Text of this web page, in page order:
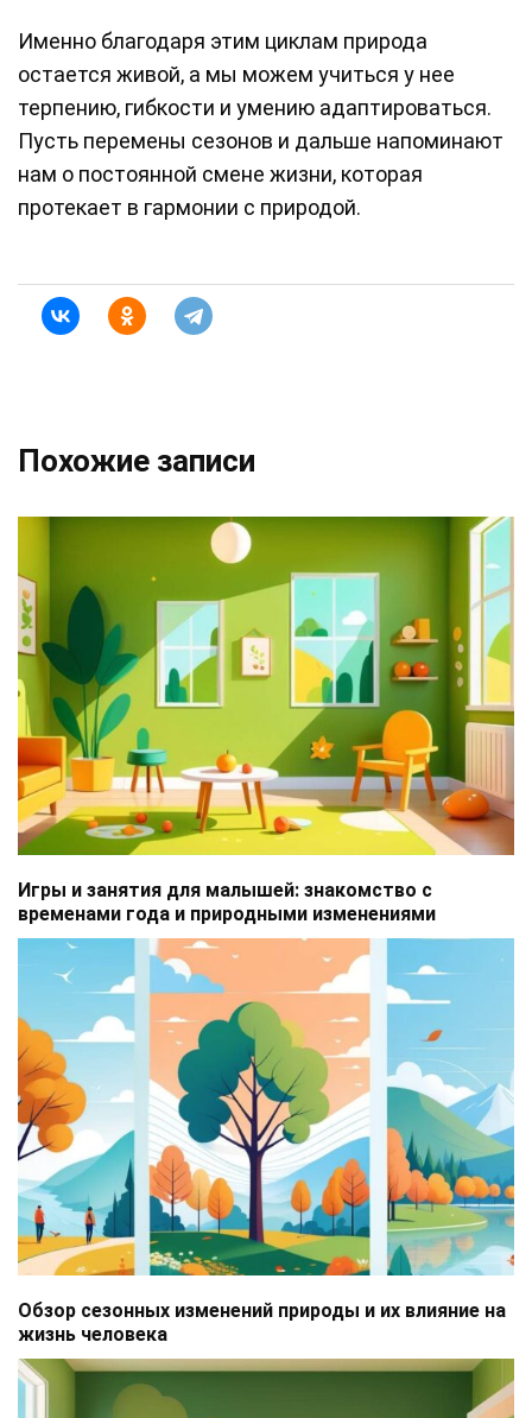
Именно благодаря этим циклам природа
остается живой, а мы можем учиться у нее
терпению, гибкости и умению адаптироваться.
Пусть перемены сезонов и дальше напоминают
нам о постоянной смене жизни, которая
протекает в гармонии с природой.
Похожие записи
Игры и занятия для малышей: знакомство с
временами года и природными изменениями
Обзор сезонных изменений природы и их влияние на
жизнь человека